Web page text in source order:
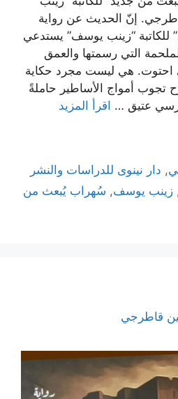
إنّ الحديث عن رواية
“زينب يوسف” يستدعي
التي رسمتها والعمق
احتوت. هي ليست مجرد حكاية
تجوب أمواج الأساطير حاملةً
عتيق … اقرأ المزيد
, دار نينوى للدراسات والنشر
زينب يوسف, سُهراب يُبعث من
قاطرجي